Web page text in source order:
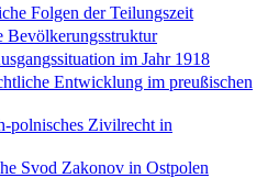
Folgen der Teilungszeit
Bevölkerungsstruktur
im Jahr 1918
Entwicklung im preußischen
polnisches Zivilrecht in
Svod Zakonov in Ostpolen